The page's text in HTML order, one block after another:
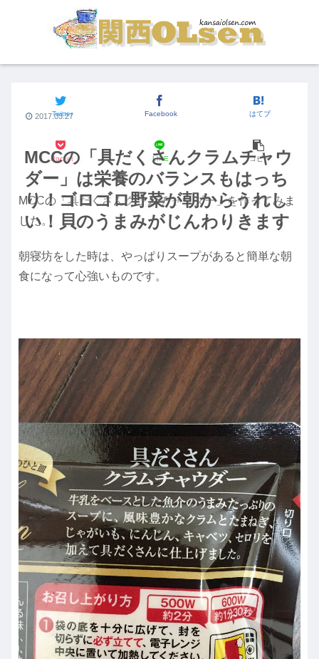
MCCの「具だくさんクラムチャウ
ダー」は栄養のバランスもはっち
り！ゴロゴロ野菜が朝からうれし
い！貝のうまみがじんわりきます
Twitter Facebook はてブ
Pocket LINE コピー
2017.03.27
MCCの「具だくさんクラムチャウダー」を作ってみま
した。
朝寝坊をした時は、やっぱりスープがあると簡単な朝
食になって心強いものです。